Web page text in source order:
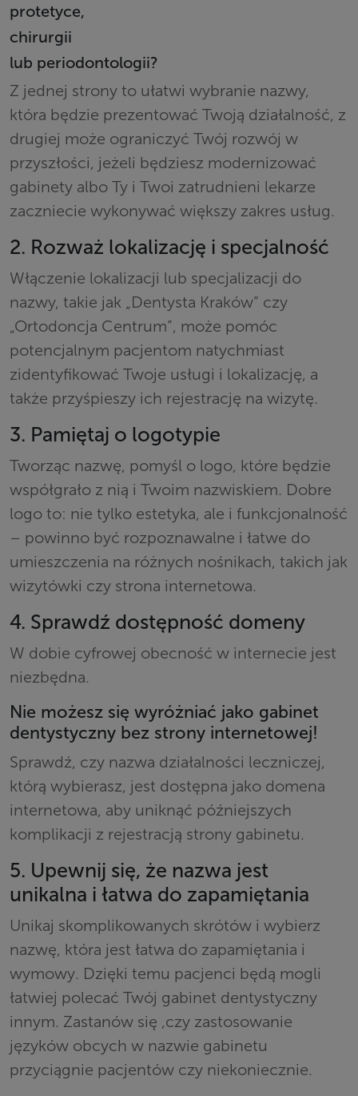
protetyce,
chirurgii
lub periodontologii?
Z jednej strony to ułatwi wybranie nazwy,
która będzie prezentować Twoją działalność, z
drugiej może ograniczyć Twój rozwój w
przyszłości, jeżeli będziesz modernizować
gabinety albo Ty i Twoi zatrudnieni lekarze
zaczniecie wykonywać większy zakres usług.
2. Rozważ lokalizację i specjalność
Włączenie lokalizacji lub specjalizacji do
nazwy, takie jak „Dentysta Kraków” czy
„Ortodoncja Centrum”, może pomóc
potencjalnym pacjentom natychmiast
zidentyfikować Twoje usługi i lokalizację, a
także przyśpieszy ich rejestrację na wizytę.
3. Pamiętaj o logotypie
Tworząc nazwę, pomyśl o logo, które będzie
współgrało z nią i Twoim nazwiskiem. Dobre
logo to: nie tylko estetyka, ale i funkcjonalność
– powinno być rozpoznawalne i łatwe do
umieszczenia na różnych nośnikach, takich jak
wizytówki czy strona internetowa.
4. Sprawdź dostępność domeny
W dobie cyfrowej obecność w internecie jest
niezbędna.
Nie możesz się wyróżniać jako gabinet
dentystyczny bez strony internetowej!
Sprawdź, czy nazwa działalności leczniczej,
którą wybierasz, jest dostępna jako domena
internetowa, aby uniknąć późniejszych
komplikacji z rejestracją strony gabinetu.
5. Upewnij się, że nazwa jest
unikalna i łatwa do zapamiętania
Unikaj skomplikowanych skrótów i wybierz
nazwę, która jest łatwa do zapamiętania i
wymowy. Dzięki temu pacjenci będą mogli
łatwiej polecać Twój gabinet dentystyczny
innym. Zastanów się ,czy zastosowanie
języków obcych w nazwie gabinetu
przyciągnie pacjentów czy niekoniecznie.